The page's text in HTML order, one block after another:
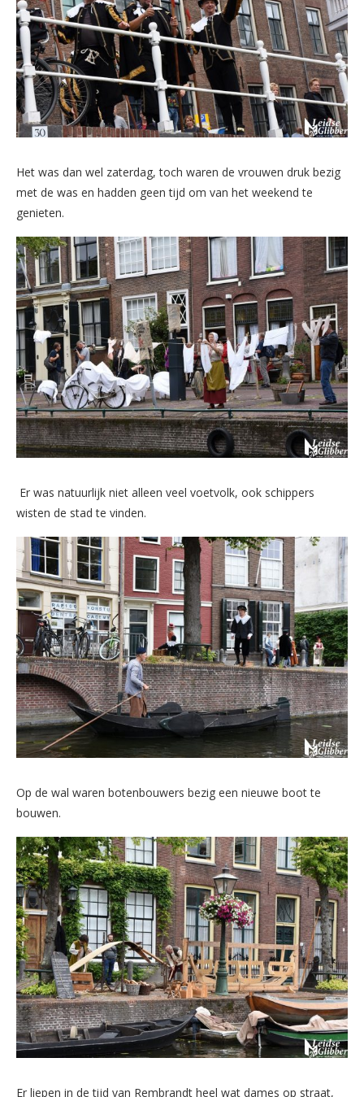
Het was dan wel zaterdag, toch waren de vrouwen druk bezig
met de was en hadden geen tijd om van het weekend te
genieten.
Er was natuurlijk niet alleen veel voetvolk, ook schippers
wisten de stad te vinden.
Op de wal waren botenbouwers bezig een nieuwe boot te
bouwen.
Er liepen in de tijd van Rembrandt heel wat dames op straat,